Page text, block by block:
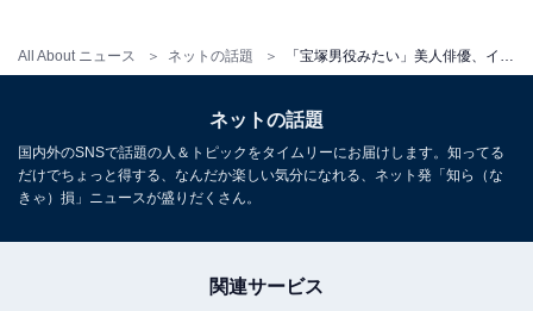
All About ニュース ネットの話題
ネットの話題
国内外のSNSで話題の人＆トピックをタイムリーにお届けします。知ってる
だけでちょっと得する、なんだか楽しい気分になれる、ネット発「知ら（な
きゃ）損」ニュースが盛りだくさん。
関連サービス